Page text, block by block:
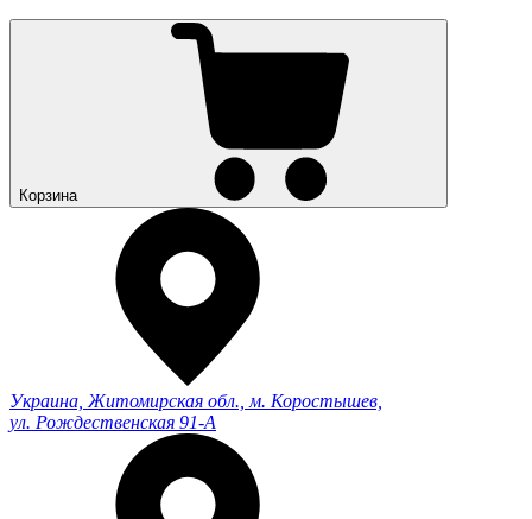
Корзина
Украина, Житомирская обл., м. Коростышев,
ул. Рождественская 91-А